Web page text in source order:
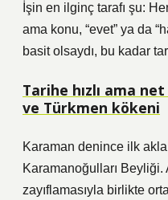
İşin en ilginç tarafı şu:
ama konu, “evet” ya da
basit olsaydı, bu kadar
Tarihe hızlı ama
ve Türkmen kökeni
Karaman denince ilk
Karamanoğulları
zayıflamasıyla birlikte